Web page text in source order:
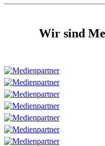
Wir sind